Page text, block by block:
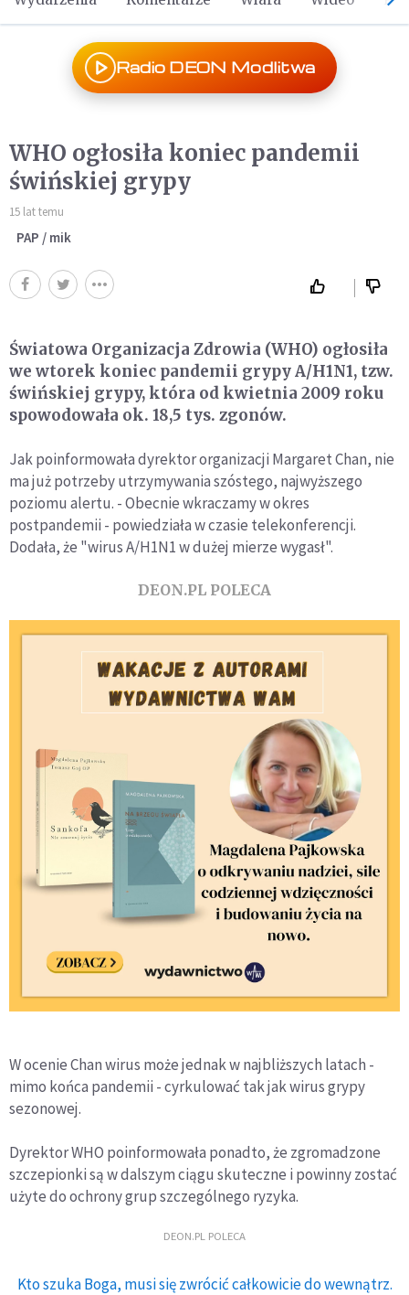
Radio DEON Modlitwa
WHO ogłosiła koniec pandemii
świńskiej grypy
15 lat temu
PAP / mik
Światowa Organizacja Zdrowia (WHO) ogłosiła
we wtorek koniec pandemii grypy A/H1N1, tzw.
świńskiej grypy, która od kwietnia 2009 roku
spowodowała ok. 18,5 tys. zgonów.
Jak poinformowała dyrektor organizacji Margaret Chan, nie
ma już potrzeby utrzymywania szóstego, najwyższego
poziomu alertu. - Obecnie wkraczamy w okres
postpandemii - powiedziała w czasie telekonferencji.
Dodała, że "wirus A/H1N1 w dużej mierze wygasł".
DEON.PL POLECA
W ocenie Chan wirus może jednak w najbliższych latach -
mimo końca pandemii - cyrkulować tak jak wirus grypy
sezonowej.
Dyrektor WHO poinformowała ponadto, że zgromadzone
szczepionki są w dalszym ciągu skuteczne i powinny zostać
użyte do ochrony grup szczególnego ryzyka.
DEON.PL POLECA
Kto szuka Boga, musi się zwrócić całkowicie do wewnątrz.